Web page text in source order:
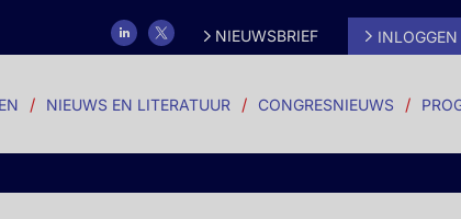
NIEUWSBRIEF INLOGGEN
NIEUWS EN LITERATUUR CONGRESNIEUWS